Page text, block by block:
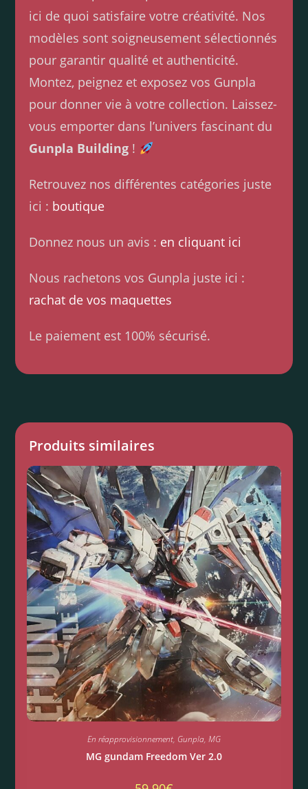
ici de quoi satisfaire votre créativité. Nos
modèles sont soigneusement sélectionnés
pour garantir qualité et authenticité.
Montez, peignez et exposez vos Gunpla
pour donner vie à votre collection. Laissez-
vous emporter dans l’univers fascinant du
Gunpla Building !
Retrouvez nos différentes catégories juste
ici : boutique
Donnez nous un avis : en cliquant ici
Nous rachetons vos Gunpla juste ici :
rachat de vos maquettes
Le paiement est 100% sécurisé.
Produits similaires
En réapprovisionnement, Gunpla, MG
MG gundam Freedom Ver 2.0